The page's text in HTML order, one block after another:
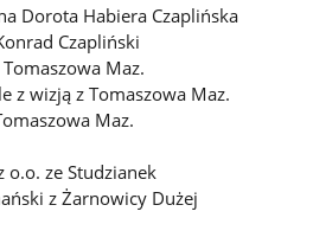
Dorota Habiera Czaplińska
Czapliński
Maz.
z wizją z Tomaszowa Maz.
Maz.
o.o. ze Studzianek
z Żarnowicy Dużej